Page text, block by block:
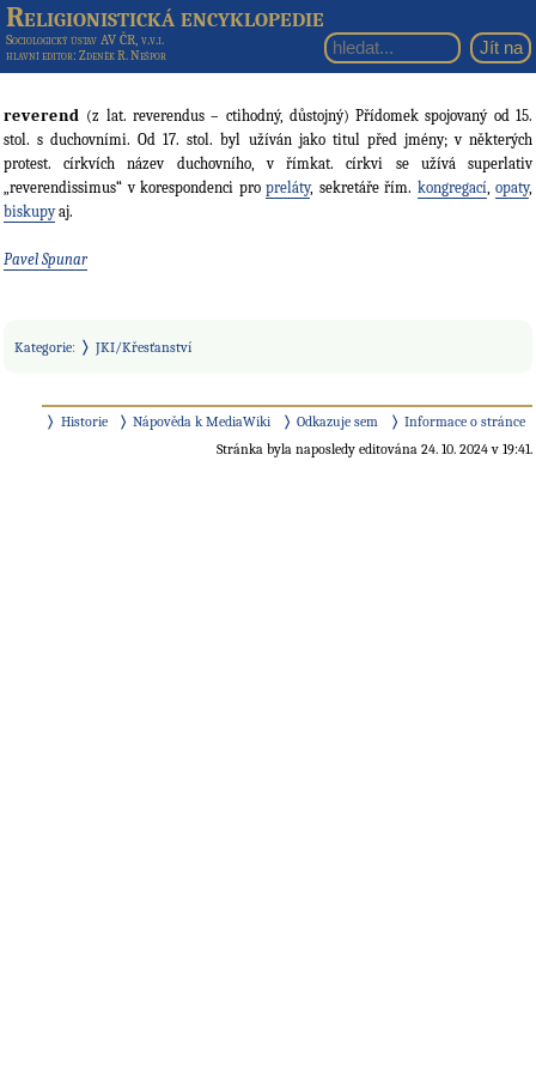
Religionistická encyklopedie
Sociologický ústav AV ČR, v.v.i.
hlavní editor: Zdeněk R. Nešpor
reverend (z lat. reverendus – ctihodný, důstojný) Přídomek spojovaný od 15.
stol. s duchovními. Od 17. stol. byl užíván jako titul před jmény; v některých
protest. církvích název duchovního, v římkat. církvi se užívá superlativ
„reverendissimus“ v korespondenci pro preláty, sekretáře řím. kongregací, opaty,
biskupyaj.
Pavel Spunar
Kategorie: JKI/Křesťanství
Historie Nápověda k MediaWiki Odkazuje sem
Informace o stránce
Stránka byla naposledy editována 24. 10. 2024 v 19:41.